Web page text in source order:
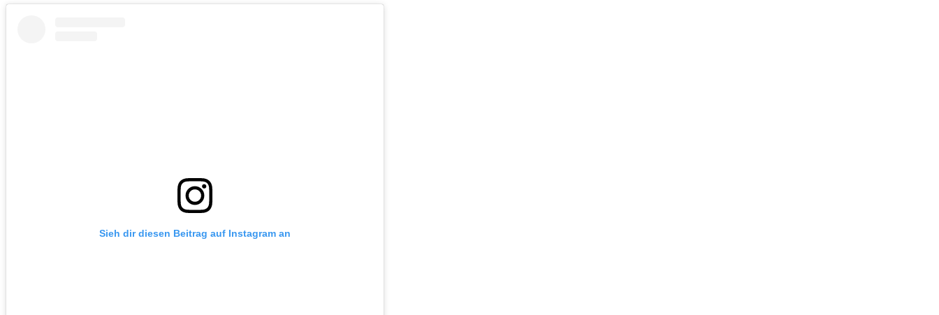
Sieh dir diesen Beitrag auf Instagram an